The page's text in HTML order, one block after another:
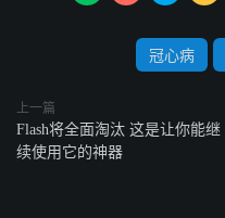
冠心病
上一篇
Flash将全面淘汰 这是让你能继
续使用它的神器